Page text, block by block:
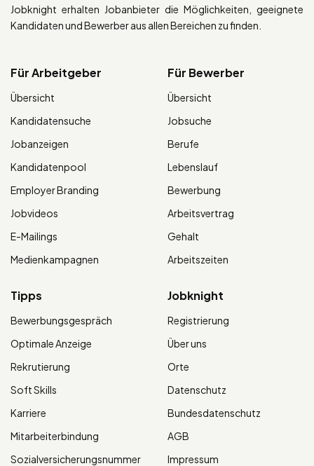
Jobknight erhalten Jobanbieter die Möglichkeiten, geeignete
Kandidaten und Bewerber aus allen Bereichen zu finden.
Für Arbeitgeber
Übersicht
Kandidatensuche
Jobanzeigen
Kandidatenpool
Employer Branding
Jobvideos
E-Mailings
Medienkampagnen
Für Bewerber
Übersicht
Jobsuche
Berufe
Lebenslauf
Bewerbung
Arbeitsvertrag
Gehalt
Arbeitszeiten
Tipps
Bewerbungsgespräch
Optimale Anzeige
Rekrutierung
Soft Skills
Karriere
Mitarbeiterbindung
Sozialversicherungsnummer
Jobknight
Registrierung
Über uns
Orte
Datenschutz
Bundesdatenschutz
AGB
Impressum